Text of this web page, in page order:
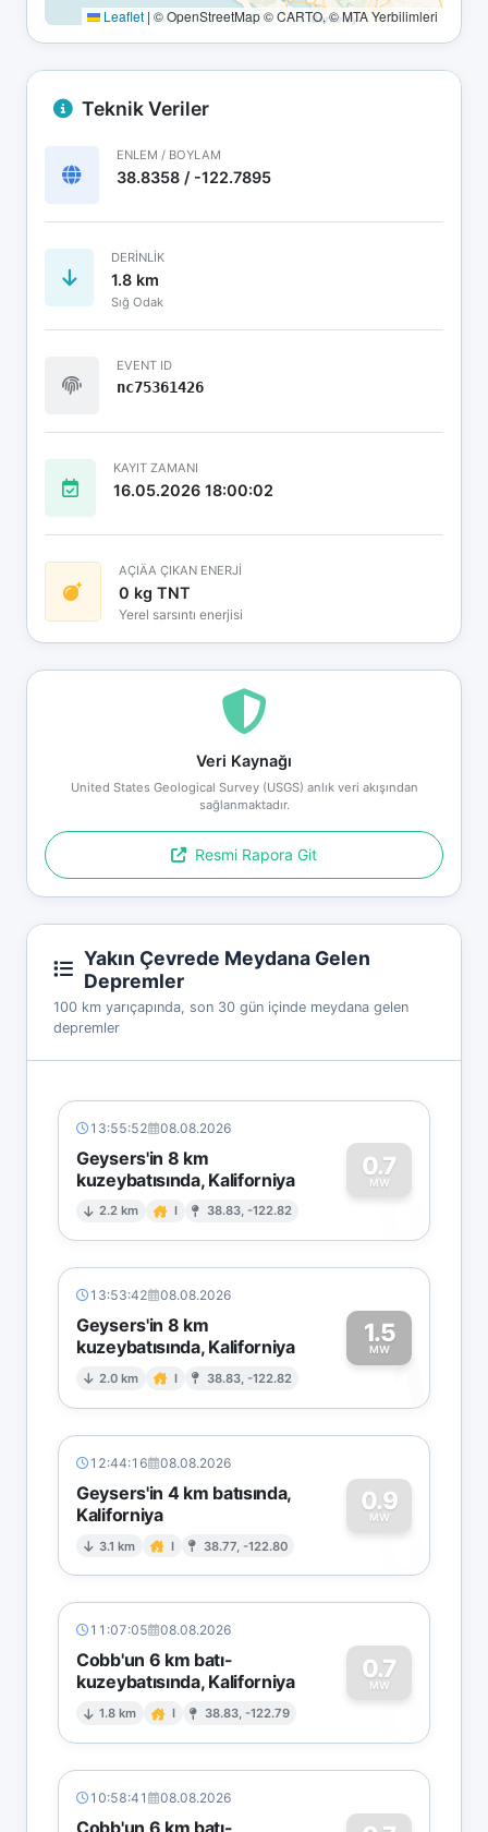
Leaflet | © OpenStreetMap © CARTO, © MTA Yerbilimleri
Teknik Veriler
ENLEM / BOYLAM
38.8358 / -122.7895
DERINLIK
1.8 km
Sığ Odak
EVENT ID
nc75361426
KAYIT ZAMANI
16.05.2026 18:00:02
AÇIÄA ÇIKAN ENERJİ
0 kg TNT
Yerel sarsıntı enerjisi
Veri Kaynağı
United States Geological Survey (USGS) anlık veri akışından
sağlanmaktadır.
Resmi Rapora Git
Yakın Çevrede Meydana Gelen
Depremler
100 km yarıçapında, son 30 gün içinde meydana gelen
depremler
13:55:52 08.08.2026
Geysers'in 8 km
kuzeybatısında, Kaliforniya
2.2 km I 38.83, -122.82
0.7
MW
0
13:53:42 08.08.2026
Geysers'in 8 km
kuzeybatısında, Kaliforniya
2.0 km I 38.83, -122.82
1.5
MW1
12:44:16 08.08.2026
Geysers'in 4 km batısında,
Kaliforniya
3.1 km I 38.77, -122.80
0.9
MW
0
11:07:05 08.08.2026
Cobb'un 6 km batı-
kuzeybatısında, Kaliforniya
1.8 km I 38.83, -122.79
0.7
MW
0
10:58:41 08.08.2026
Cobb'un 6 km batı-